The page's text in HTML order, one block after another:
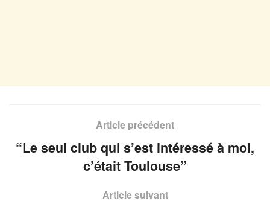
Article précédent
“Le seul club qui s’est intéressé à moi,
c’était Toulouse”
Article suivant